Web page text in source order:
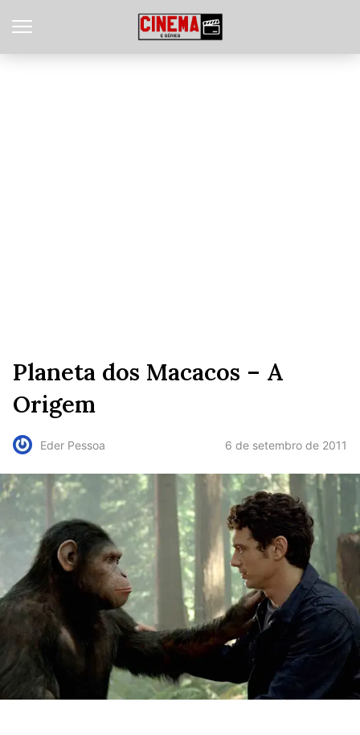
Planeta dos Macacos – A
Origem
Eder Pessoa 6 de setembro de 2011